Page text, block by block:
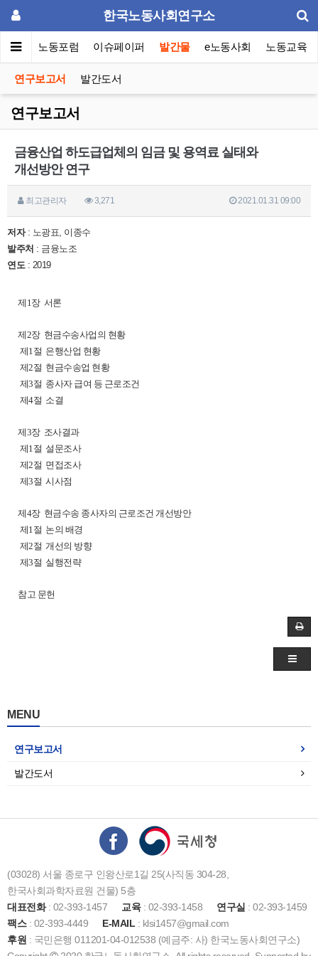
한국노동사회연구소
개 노동포럼 이슈페이퍼 발간물 e노동사회 노동교육
연구보고서 발간도서
연구보고서
금융산업 하도급업체의 임금 및 용역료 실태와
개선방안 연구
최고관리자 3,271 2021.01.31 09:00
저자: 노광표, 이종수
발주처 : 금융노조
연도: 2019
제1장 서론
제2장 현금수송사업의 현황
제1절 은행산업 현황
제2절 현금수송업 현황
제3절 종사자 급여 등 근로조건
제4절 소결
제3장 조사결과
제1절 설문조사
제2절 면접조사
제3절 시사점
제4장 현금수송 종사자의 근로조건 개선방안
제1절 논의 배경
제2절 개선의 방향
제3절 실행전략
참고 문헌
MENU
연구보고서
발간도서
(03028) 서울 종로구 인왕산로1길 25(사직동 304-28,
한국사회과학자료원 건물) 5층
대표전화: 02-393-1457 교육: 02-393-1458 연구실 : 02-393-1459
팩스: 02-393-4449 E-MAIL : klsi1457@gmail.com
후원 : 국민은행 011201-04-012538 (예금주: 사) 한국노동사회연구소)